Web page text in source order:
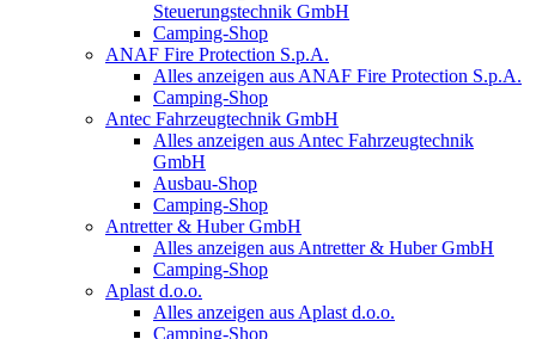
Steuerungstechnik GmbH
Camping-Shop
ANAF Fire Protection S.p.A.
Alles anzeigen aus ANAF Fire Protection S.p.A.
Camping-Shop
Antec Fahrzeugtechnik GmbH
Alles anzeigen aus Antec Fahrzeugtechnik
GmbH
Ausbau-Shop
Camping-Shop
Antretter & Huber GmbH
Alles anzeigen aus Antretter & Huber GmbH
Camping-Shop
Aplast d.o.o.
Alles anzeigen aus Aplast d.o.o.
Camping-Shop